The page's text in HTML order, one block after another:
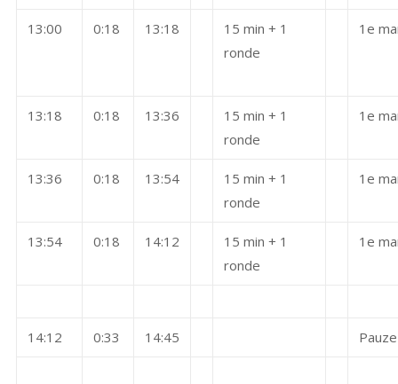
13:00 0:18 13:18
15 min + 1
ronde
1e
13:18 0:18 13:36
15 min + 1
ronde
1e
13:36 0:18 13:54
15 min + 1
ronde
1e
13:54 0:18 14:12
15 min + 1
ronde
1e
14:12 0:33 14:45 Pauze